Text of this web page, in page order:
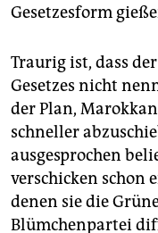
Gesetzesform
Traurig ist, dass
Gesetzes nicht
der Plan,
schneller
ausgesprochen
verschicken schon
denen sie die
Blümchenpartei